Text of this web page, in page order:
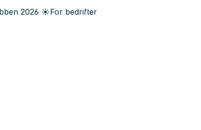
2026 ☀️For bedrifter